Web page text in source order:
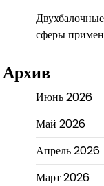
сферы
Архив
Июнь 2026
Май 2026
Апрель 2026
Март 2026